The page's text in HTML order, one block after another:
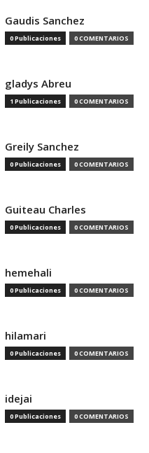
Gaudis Sanchez
0 Publicaciones 0 COMENTARIOS
gladys Abreu
1 Publicaciones 0 COMENTARIOS
Greily Sanchez
0 Publicaciones 0 COMENTARIOS
Guiteau Charles
0 Publicaciones 0 COMENTARIOS
hemehali
0 Publicaciones 0 COMENTARIOS
hilamari
0 Publicaciones 0 COMENTARIOS
idejai
0 Publicaciones 0 COMENTARIOS